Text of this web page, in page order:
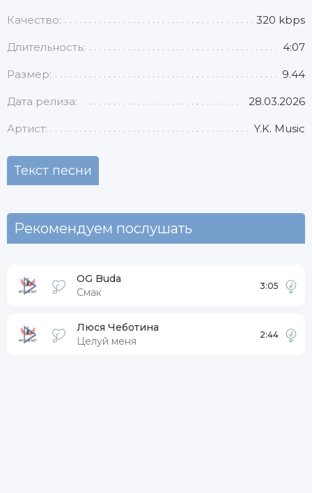
Качество: 320 kbps
Длительность: 4:07
Размер: 9.44
Дата релиза: 28.03.2026
Артист: Y.K. Music
Текст песни
Рекомендуем послушать
OG Buda
Смак
3:05
Люся Чеботина
Целуй меня
2:44